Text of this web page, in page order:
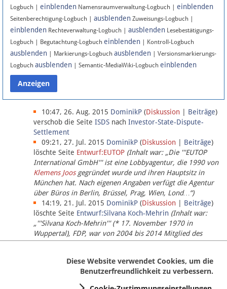
Instagram
Anmelden
Datenschutz
Über Lobbypedia
Impressum
Logbuch | einblenden Namensraumverwaltung-Logbuch | einblenden
Seitenberechtigung-Logbuch | ausblenden Zuweisungs-Logbuch |
einblenden Rechteverwaltung-Logbuch | ausblenden Lesebestätigungs-
Logbuch | Begutachtung-Logbuch einblenden | Kontroll-Logbuch
ausblenden | Markierungs-Logbuch ausblenden | Versionsmarkierungs-
Logbuch ausblenden | Semantic-MediaWiki-Logbuch einblenden
10:47, 26. Aug. 2015 DominikP (Diskussion Beiträge)
verschob die Seite ISDS nach Investor-State-Dispute-
Settlement
09:21, 27. Jul. 2015 DominikP (Diskussion Beiträge)
löschte Seite Entwurf:EUTOP (Inhalt war: „Die '''EUTOP
International GmbH''' ist eine Lobbyagentur, die 1990 von
Klemens Joosgegründet wurde und ihren Hauptsitz in
München hat. Nach eigenen Angaben verfügt die Agentur
über Büros in Berlin, Brüssel, Prag, Wien, Lond…“)
14:19, 21. Jul. 2015 DominikP (Diskussion Beiträge)
löschte Seite Entwurf:Silvana Koch-Mehrin (Inhalt war:
„'''Silvana Koch-Mehrin''' (* 17. November 1970 in
Wuppertal), FDP, war von 2004 bis 2014 Mitglied des
Europäischen Parlaments, seit November 2014 ist sie für
Diese Website verwendet Cookies, um die
Benutzerfreundlichkeit zu verbessern.